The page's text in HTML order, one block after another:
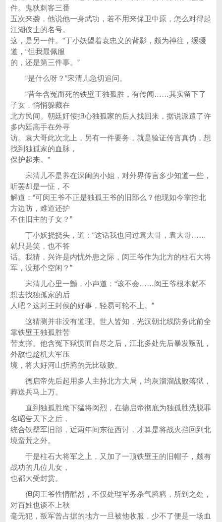
件。鬼狄刺客三番
五次来袭，他说他一身武功，若不用来保卫中原，怎么对得起
江湖侠士的名号。
这，是另一件。”丁小妖望着袁忠义的背影，颇为神往，缓缓
道，“但我最佩服
的，还是第三件事。”
“是什么呀？”宋清儿急切追问。
“昔年含冤而死的铁壁王独孤胜，有传闻……其实留下了
子女，悄悄躲藏在
北方民间。朝廷奸佞担心独孤家的后人找回来，据说派遣了许
多内廷高手在外寻
访。袁大哥此次北上，另有一件要务，就是验证传言真伪，想
找到独孤家的血脉，
保护起来。”
宋清儿不是养在深闺的小姐，对外界传言多少知道一些，
听罢却是一怔，不
解道：“可闵王爷不正是独孤王爷的旧部么？他现如今掌控北
方边防，难道还护
不住旧主的子女？”
丁小妖挠挠头，道：“这话我也问过袁大哥，袁大哥……
就只是笑，也不答
话。我猜，兴许是内忧外患之际，闵王爷作为北方的柱石大将
军，没那个空闲？”
宋清儿心里一颤，小声道：“该不会……闵王爷根本就不
想去找独孤家的后
人吧？这封王封侯的好事，轻易可轮不上。”
这猜测并非没有道理。世人皆知，光汉朝北线防务此前全
靠铁壁王独孤胜苦
苦支撑。他含冤下狱愤而自尽之后，江北多处先后暴发叛乱，
外敌也趁机大军压
境，将大好河山折腾的无比破败。
德启帝先后起用多人主持北方大局，均灰溜溜战败落狱，
葬送兵马上万。
直到独孤胜麾下猛将闵烈，在德启帝彻底为独孤胜洗脱罪
名昭告天下之后，
统合铁壁军旧部，近两年间东征西讨，才算是将战火挡回到北
境蛮荒之外。
于是柱石大将军之上，又加了一顶铁壁王的旧帽子，颇有
战功的几位儿女，
也都大受封赏。
但闵王爷性情酷烈，不仅处理军务杀气腾腾，所到之处，
对百姓也谈不上秋
毫无犯，叛军曾占据的地方一旦被他收服，少不了便是一场血